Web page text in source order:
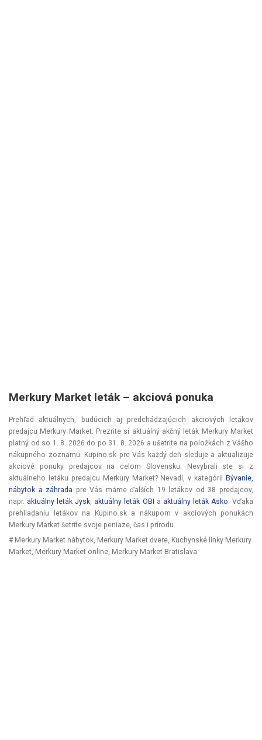
Merkury Market leták –⁠ akciová ponuka
Prehľad aktuálnych, budúcich aj predchádzajúcich akciových letákov
predajcu Merkury Market. Prezrite si aktuálný akčný leták Merkury Market
platný od so 1. 8. 2026 do po 31. 8. 2026 a ušetrite na položkách z Vášho
nákupného zoznamu. Kupino.sk pre Vás každý deň sleduje a aktualizuje
akciové ponuky predajcov na celom Slovensku. Nevybrali ste si z
aktuálneho letáku predajcu Merkury Market? Nevadí, v kategórii Bývanie,
nábytok a záhrada pre Vás máme ďalších 19 letákov od 38 predajcov,
napr. aktuálny leták Jysk, aktuálny leták OBI a aktuálny leták Asko. Vďaka
prehliadaniu letákov na Kupino.sk a nákupom v akciových ponukách
Merkury Market šetríte svoje peniaze, čas i prírodu.
# Merkury Market nábytok, Merkury Market dvere, Kuchynské linky Merkury
Market, Merkury Market online, Merkury Market Bratislava